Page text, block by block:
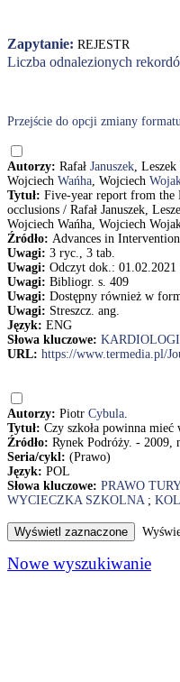
Zapytanie: REJESTR
Liczba odnalezionych
Przejście do opcji zmiany
Autorzy: Rafał Januszek, Leszek
Wojciech Wańha, Wojciech
Tytuł: Five-year report from the
occlusions / Rafał Januszek,
Wojciech Wańha, Wojciech
Źródło: Advances in
Uwagi: 3 ryc., 3 tab.
Uwagi: Odczyt dok.: 01.02.2021
Uwagi: Bibliogr. s. 409
Uwagi: Dostępny również w
Uwagi: Streszcz. ang.
Język: ENG
Słowa kluczowe:
URL: https://www.termedia.pl/
Autorzy: Piotr Cybula.
Tytuł: Czy szkoła powinna
Źródło: Rynek Podróży. - 2009,
Seria/cykl: (Prawo)
Język: POL
Słowa kluczowe: PRAWO
WYCIECZKA SZKOLNA;
Nowe wyszukiwanie